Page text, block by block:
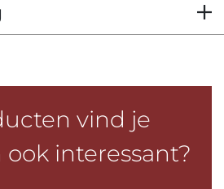
vind je
interessant?